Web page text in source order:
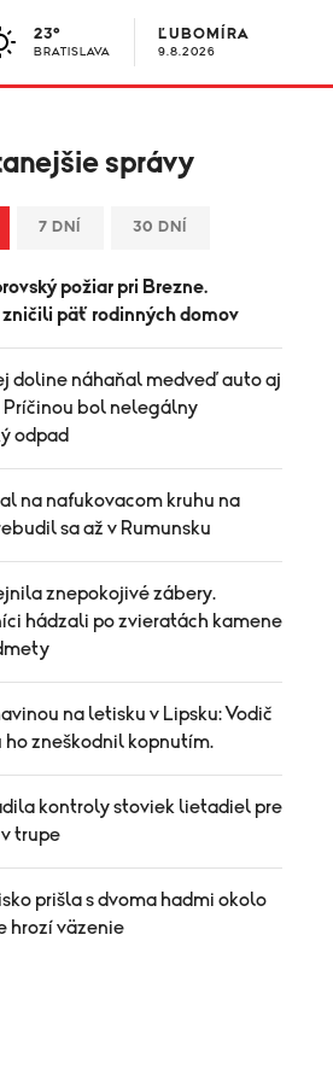
23°
BRATISLAVA
ĽUBOMÍRA
9.8.2026
správy
7 DNÍ 30 DNÍ
požiar pri Brezne.
zničili päť rodinných domov
doline náhaňal medveď auto aj
Príčinou bol nelegálny
odpad
na nafukovacom kruhu na
sa až v Rumunsku
znepokojivé zábery.
hádzali po zvieratách kamene
na letisku v Lipsku: Vodič
ho zneškodnil kopnutím.
kontroly stoviek lietadiel pre
trupe
prišla s dvoma hadmi okolo
hrozí väzenie